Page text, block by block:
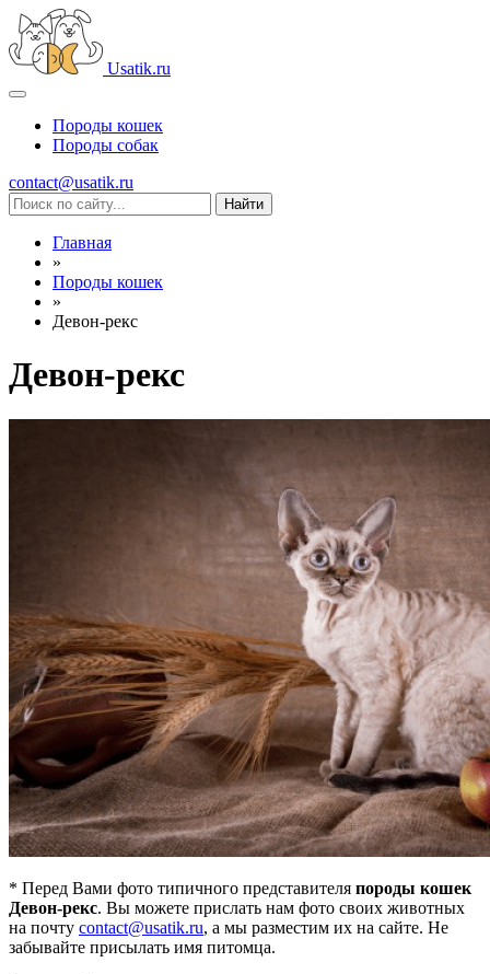
Usatik.ru
Породы кошек
Породы собак
contact@usatik.ru
Главная
»
Породы кошек
»
Девон-рекс
Девон-рекс
* Перед Вами фото типичного представителя породы кошек
Девон-рекс. Вы можете прислать нам фото своих животных
на почту contact@usatik.ru, а мы разместим их на сайте. Не
забывайте присылать имя питомца.